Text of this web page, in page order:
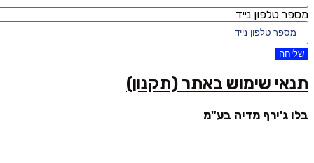
מספר טלפון נייד
שליחה
תנאי שימוש באתר (תקנון)
בלו ג'ירף מדיה בע"מ